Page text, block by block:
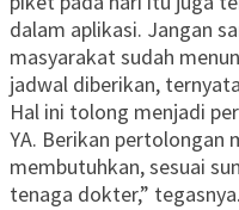
dalam aplikasi. Jangan
masyarakat sudah
jadwal diberikan,
Hal ini tolong menjadi
YA. Berikan pertolongan
membutuhkan, sesuai
tenaga dokter,” tegasnya.